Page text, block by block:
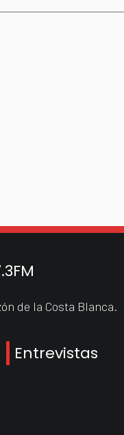
de la Costa Blanca.
Entrevistas